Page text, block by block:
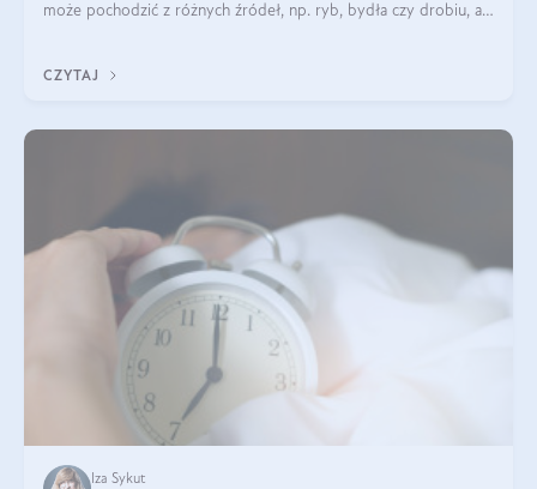
może pochodzić z różnych źródeł, np. ryb, bydła czy drobiu, a
bydlęcy.
CZYTAJ
Iza Sykut